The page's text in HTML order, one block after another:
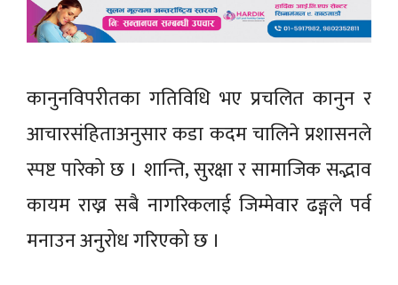
कानुनविपरीतका गतिविधि भए प्रचलित कानुन र
आचारसंहिताअनुसार कडा कदम चालिने प्रशासनले
स्पष्ट पारेको छ । शान्ति, सुरक्षा र सामाजिक सद्भाव
कायम राख्न सबै नागरिकलाई जिम्मेवार ढङ्गले पर्व
मनाउन अनुरोध गरिएको छ ।